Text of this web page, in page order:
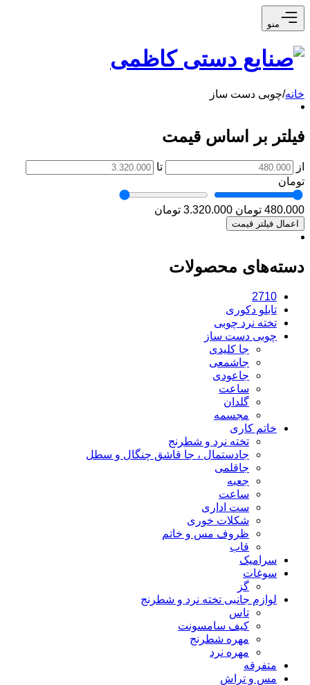
منو
خانه/چوبی دست ساز
فیلتر بر اساس قیمت
از
تا
تومان
480.000 تومان 3.320.000 تومان
اعمال فیلتر قیمت
دسته‌های محصولات
2710
تابلو دکوری
تخته نرد چوبی
چوبی دست ساز
جا کلیدی
جاشمعی
جاعودی
ساعت
گلدان
مجسمه
خاتم کاری
تخته نرد و شطرنج
جادستمال ، جا قاشق چنگال و سطل
جاقلمی
جعبه
ساعت
ست اداری
شکلات خوری
ظروف مس و خاتم
قاب
سرامیک
سوغات
گز
لوازم جانبی تخته نرد و شطرنج
تاس
کیف سامسونت
مهره شطرنج
مهره نرد
متفرقه
مس و تراش